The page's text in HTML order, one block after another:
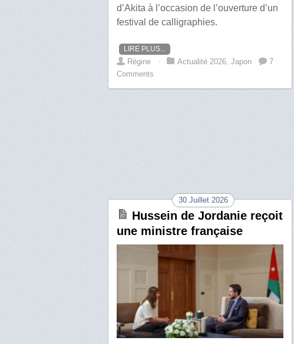
d’Akita à l’occasion de l’ouverture d’un
festival de calligraphies.
LIRE PLUS...
Régine ⋅ Actualité 2026 Japon
7
Comments
30 Juillet 2026
Hussein de Jordanie reçoit
une ministre française